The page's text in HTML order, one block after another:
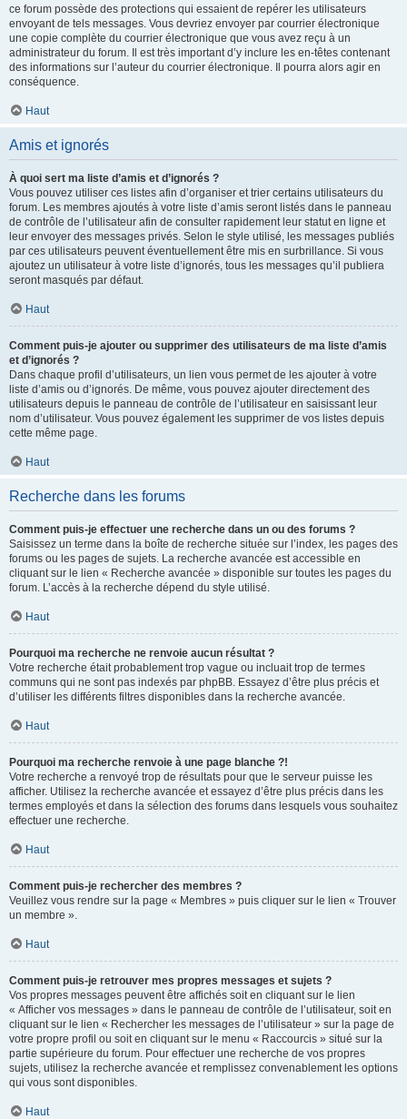
ce forum possède des protections qui essaient de repérer les utilisateurs
envoyant de tels messages. Vous devriez envoyer par courrier électronique
une copie complète du courrier électronique que vous avez reçu à un
administrateur du forum. Il est très important d’y inclure les en-têtes contenant
des informations sur l’auteur du courrier électronique. Il pourra alors agir en
conséquence.
Haut
Amis et ignorés
À quoi sert ma liste d’amis et d’ignorés ?
Vous pouvez utiliser ces listes afin d’organiser et trier certains utilisateurs du
forum. Les membres ajoutés à votre liste d’amis seront listés dans le panneau
de contrôle de l’utilisateur afin de consulter rapidement leur statut en ligne et
leur envoyer des messages privés. Selon le style utilisé, les messages publiés
par ces utilisateurs peuvent éventuellement être mis en surbrillance. Si vous
ajoutez un utilisateur à votre liste d’ignorés, tous les messages qu’il publiera
seront masqués par défaut.
Haut
Comment puis-je ajouter ou supprimer des utilisateurs de ma liste d’amis
et d’ignorés ?
Dans chaque profil d’utilisateurs, un lien vous permet de les ajouter à votre
liste d’amis ou d’ignorés. De même, vous pouvez ajouter directement des
utilisateurs depuis le panneau de contrôle de l’utilisateur en saisissant leur
nom d’utilisateur. Vous pouvez également les supprimer de vos listes depuis
cette même page.
Haut
Recherche dans les forums
Comment puis-je effectuer une recherche dans un ou des forums ?
Saisissez un terme dans la boîte de recherche située sur l’index, les pages des
forums ou les pages de sujets. La recherche avancée est accessible en
cliquant sur le lien « Recherche avancée » disponible sur toutes les pages du
forum. L’accès à la recherche dépend du style utilisé.
Haut
Pourquoi ma recherche ne renvoie aucun résultat ?
Votre recherche était probablement trop vague ou incluait trop de termes
communs qui ne sont pas indexés par phpBB. Essayez d’être plus précis et
d’utiliser les différents filtres disponibles dans la recherche avancée.
Haut
Pourquoi ma recherche renvoie à une page blanche ?!
Votre recherche a renvoyé trop de résultats pour que le serveur puisse les
afficher. Utilisez la recherche avancée et essayez d’être plus précis dans les
termes employés et dans la sélection des forums dans lesquels vous souhaitez
effectuer une recherche.
Haut
Comment puis-je rechercher des membres ?
Veuillez vous rendre sur la page « Membres » puis cliquer sur le lien « Trouver
un membre ».
Haut
Comment puis-je retrouver mes propres messages et sujets ?
Vos propres messages peuvent être affichés soit en cliquant sur le lien
« Afficher vos messages » dans le panneau de contrôle de l’utilisateur, soit en
cliquant sur le lien « Rechercher les messages de l’utilisateur » sur la page de
votre propre profil ou soit en cliquant sur le menu « Raccourcis » situé sur la
partie supérieure du forum. Pour effectuer une recherche de vos propres
sujets, utilisez la recherche avancée et remplissez convenablement les options
qui vous sont disponibles.
Haut